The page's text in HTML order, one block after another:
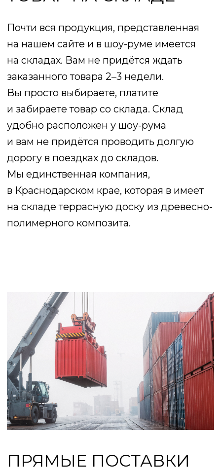
МЕБЕЛИ ИЗ ЕВРОПЫ
Наша компания имеет прямые контракты
с ведущими фабриками в России,
Европе, США, Китае и мы смело можем
заводов и популярных производителей
мебели, поэтому вы получите лучшие
цены на продукцию, которую
мы продаём. Минимум посредников —
максимум выгоды для покупателя,
ведь мы стремимся стать лучшими
и работая только с лучшими.
БОЛЬШОЙ
АССОРТИМЕНТ
В нашей компании вы найдете пожалуй
самый большой выбор уличной мебели
для: отеля, ресторана, кафе, сада, дачи,
вкус и для любого применения: хоть для